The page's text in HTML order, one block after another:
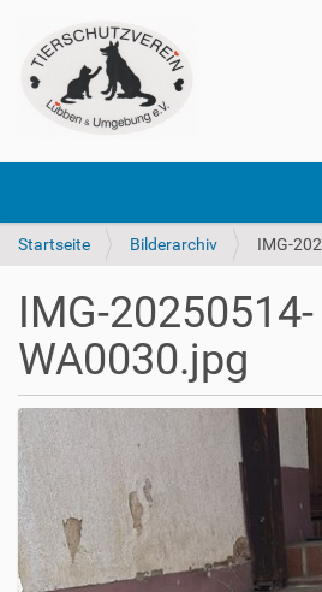
Startseite Bilderarchiv IMG-
IMG-20250514-
WA0030.jpg